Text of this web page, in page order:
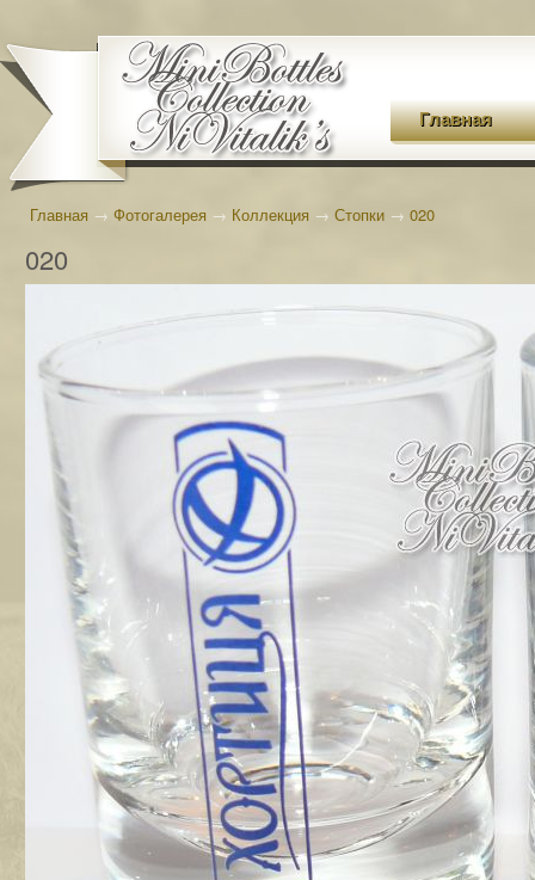
Главная
Главная → Фотогалерея → Коллекция → Стопки → 020
020